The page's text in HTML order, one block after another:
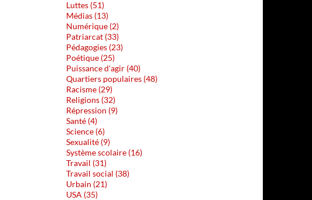
Luttes (51)
Médias (13)
Numérique (2)
Patriarcat (33)
Pédagogies (23)
Poétique (25)
Puissance d'agir (40)
Quartiers populaires (48)
Racisme (29)
Religions (32)
Répression (9)
Santé (4)
Science (6)
Sexualité (9)
Système scolaire (16)
Travail (31)
Travail social (38)
Urbain (21)
USA (35)